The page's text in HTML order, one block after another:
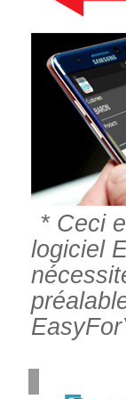
* Ceci
logiciel